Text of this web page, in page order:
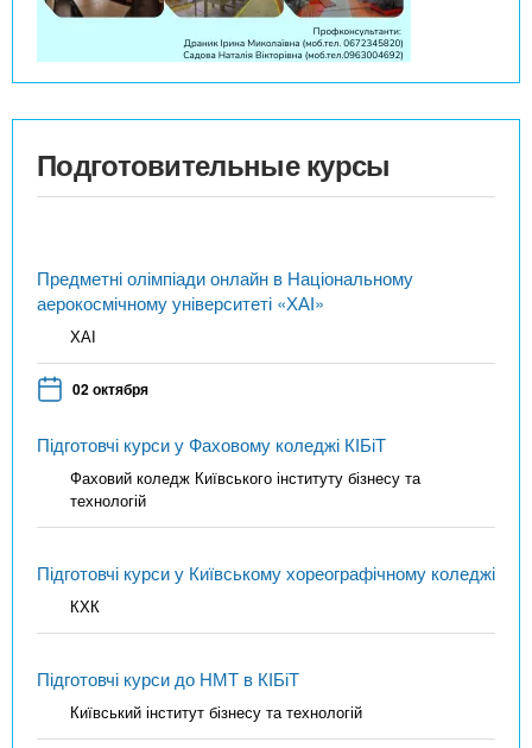
Подготовительные курсы
Предметні олімпіади онлайн в Національному
аерокосмічному університеті «ХАІ»
ХАІ
02 октября
Підготовчі курси у Фаховому коледжі КІБіТ
Фаховий коледж Київського інституту бізнесу та
технологій
Підготовчі курси у Київському хореографічному коледжі
КХК
Підготовчі курси до НМТ в КІБіТ
Київський інститут бізнесу та технологій